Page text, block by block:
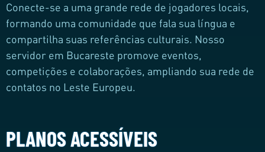
Conecte-se a uma grande rede de jogadores locais,
formando uma comunidade que fala sua língua e
compartilha suas referências culturais. Nosso
servidor em Bucareste promove eventos,
competições e colaborações, ampliando sua rede de
contatos no Leste Europeu.
PLANOS ACESSÍVEIS